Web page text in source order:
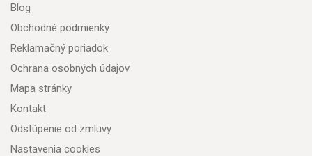
Blog
Obchodné podmienky
Reklamačný poriadok
Ochrana osobných údajov
Mapa stránky
Kontakt
Odstúpenie od zmluvy
Nastavenia cookies